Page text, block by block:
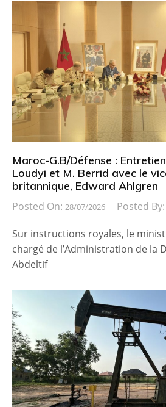
Maroc-G.B/Défense :
Loudyi et M. Berrid avec le
britannique, Edward Ahlgren
Posted On: 28/07/2026 Posted By:
Sur instructions royales, le
chargé de l’Administration de la
Abdeltif